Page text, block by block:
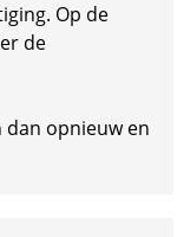
Op de
de
dan opnieuw en